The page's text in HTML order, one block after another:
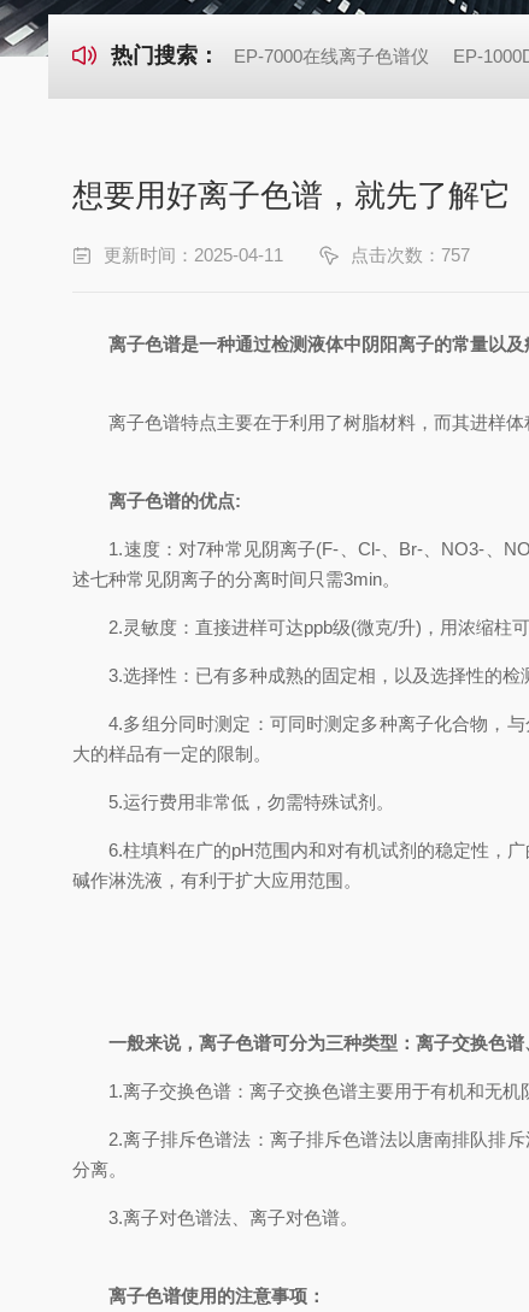
热门搜索： EP-7000在线离子色谱仪 EP-
想要用好离子色谱，就先了解它
更新时间：2025-04-11 点击次数：757
离子色谱是一种通过检测液体中阴阳离子的常量以
离子色谱特点主要在于利用了树脂材料，而其进样体
离子色谱的优点:
1.速度：对7种常见阴离子(F-、Cl-、Br-、NO3-、
述七种常见阴离子的分离时间只需3min。
2.灵敏度：直接进样可达ppb级(微克/升)，用浓缩柱可
3.选择性：已有多种成熟的固定相，以及选择性的检
4.多组分同时测定：可同时测定多种离子化合物，与
大的样品有一定的限制。
5.运行费用非常低，勿需特殊试剂。
6.柱填料在广的pH范围内和对有机试剂的稳定性，广
碱作淋洗液，有利于扩大应用范围。
一般来说，离子色谱可分为三种类型：离子交换色谱
1.离子交换色谱：离子交换色谱主要用于有机和无机
2.离子排斥色谱法：离子排斥色谱法以唐南排队排斥
分离。
3.离子对色谱法、离子对色谱。
离子色谱使用的注意事项：